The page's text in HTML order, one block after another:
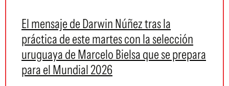
El mensaje de Darwin Núñez tras la
práctica de este martes con la selección
uruguaya de Marcelo Bielsa que se prepara
para el Mundial 2026